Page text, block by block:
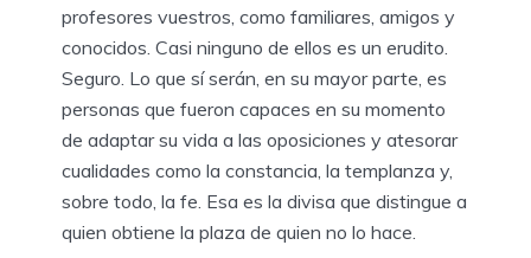
profesores vuestros, como familiares, amigos y
conocidos. Casi ninguno de ellos es un erudito.
Seguro. Lo que sí serán, en su mayor parte, es
personas que fueron capaces en su momento
de adaptar su vida a las oposiciones y atesorar
cualidades como la constancia, la templanza y,
sobre todo, la fe. Esa es la divisa que distingue a
quien obtiene la plaza de quien no lo hace.